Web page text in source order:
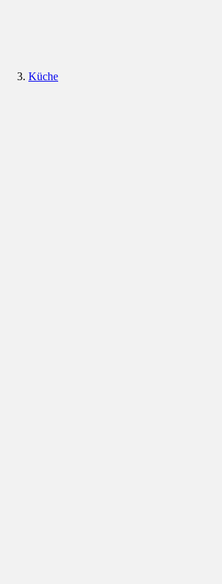
Küche